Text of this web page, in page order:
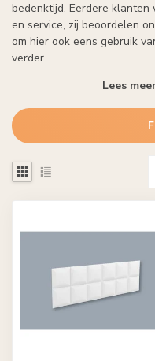
bedenktijd. Eerdere
en service, zij beoordelen
om hier ook eens gebruik
verder.
Lees